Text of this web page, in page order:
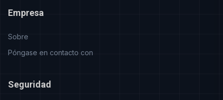
Empresa
Sobre
Póngase en contacto con
Seguridad